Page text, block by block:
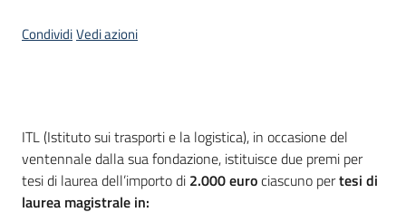
stradale
su
CondividiVedi azioni
Introduzione
ITL (Istituto sui trasporti e la logistica), in occasione del
ventennale dalla sua fondazione, istituisce due premi per
tesi di laurea dell’importo di 2.000 eurociascuno pertesi di
laurea magistrale in: